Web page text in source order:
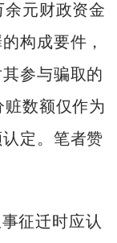
元财政资金
构成要件，
参与骗取的
数额仅作为
定。笔者赞
征迁时应认